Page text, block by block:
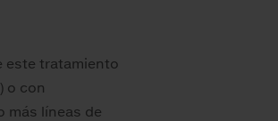
este tratamiento
o con
más líneas de